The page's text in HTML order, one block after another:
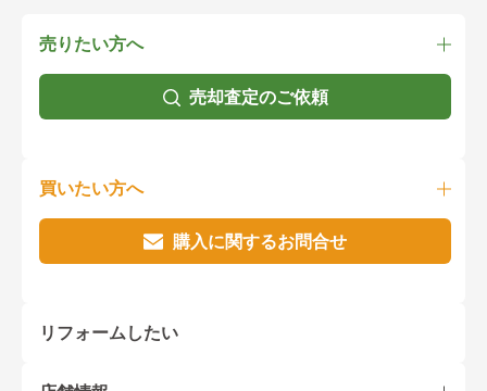
売りたい方へ
売却査定のご依頼
買いたい方へ
購入に関するお問合せ
リフォームしたい